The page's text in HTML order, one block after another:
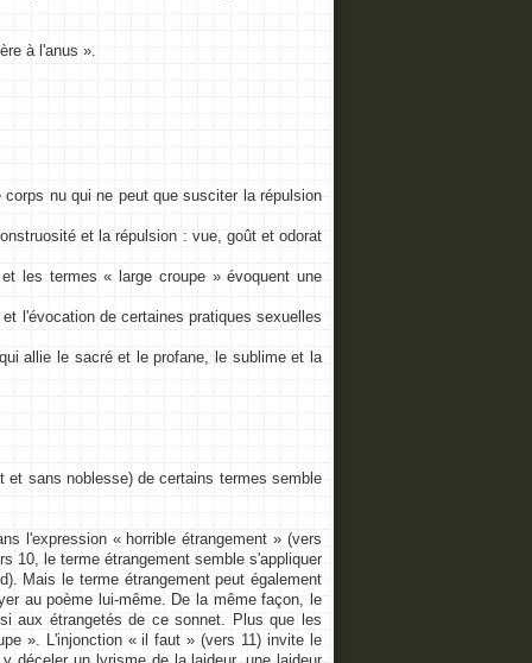
à l'anus ».
nu qui ne peut que susciter la répulsion
et la répulsion : vue, goût et odorat
les termes « large croupe » évoquent une
l'évocation de certaines pratiques sexuelles
allie le sacré et le profane, le sublime et la
et sans noblesse) de certains termes semble
l'expression « horrible étrangement » (vers
10, le terme étrangement semble s'appliquer
Mais le terme étrangement peut également
au poème lui-même. De la même façon, le
aux étrangetés de ce sonnet. Plus que les
». L'injonction « il faut » (vers 11) invite le